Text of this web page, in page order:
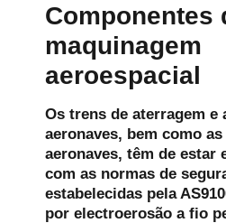
Componentes
maquinagem
aeroespacial
Os trens de aterragem e
aeronaves, bem como
aeronaves, têm de estar
com as normas de
estabelecidas pela
por electroerosão a fio